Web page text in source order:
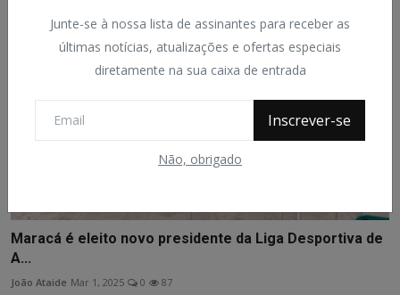
Junte-se à nossa lista de assinantes para receber as
últimas notícias, atualizações e ofertas especiais
diretamente na sua caixa de entrada
Inscrever-se
Não, obrigado
Maracá é eleito novo presidente da Liga Desportiva de
A...
João Ataide Mar 1, 2025 0 87